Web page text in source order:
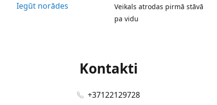
Iegūt norādes
Veikals atrodas pirmā stāvā
pa vidu
Kontakti
+37122129728